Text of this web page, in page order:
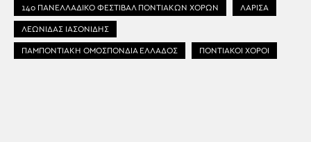
14ο ΠΑΝΕΛΛΑΔΙΚΟ ΦΕΣΤΙΒΑΛ ΠΟΝΤΙΑΚΩΝ ΧΟΡΩΝ ΛΑΡΙΣΑ
ΛΕΩΝΙΔΑΣ ΙΑΣΟΝΙΔΗΣ
ΠΑΜΠΟΝΤΙΑΚΗ ΟΜΟΣΠΟΝΔΙΑ ΕΛΛΑΔΟΣ ΠΟΝΤΙΑΚΟΙ ΧΟΡΟΙ